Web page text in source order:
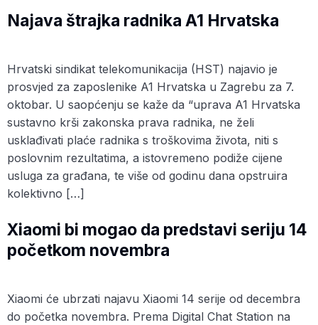
Najava štrajka radnika A1 Hrvatska
Hrvatski sindikat telekomunikacija (HST) najavio je
prosvjed za zaposlenike A1 Hrvatska u Zagrebu za 7.
oktobar. U saopćenju se kaže da “uprava A1 Hrvatska
sustavno krši zakonska prava radnika, ne želi
usklađivati ​​plaće radnika s troškovima života, niti s
poslovnim rezultatima, a istovremeno podiže cijene
usluga za građana, te više od godinu dana opstruira
kolektivno […]
Xiaomi bi mogao da predstavi seriju 14
početkom novembra
Xiaomi će ubrzati najavu Xiaomi 14 serije od decembra
do početka novembra. Prema Digital Chat Station na